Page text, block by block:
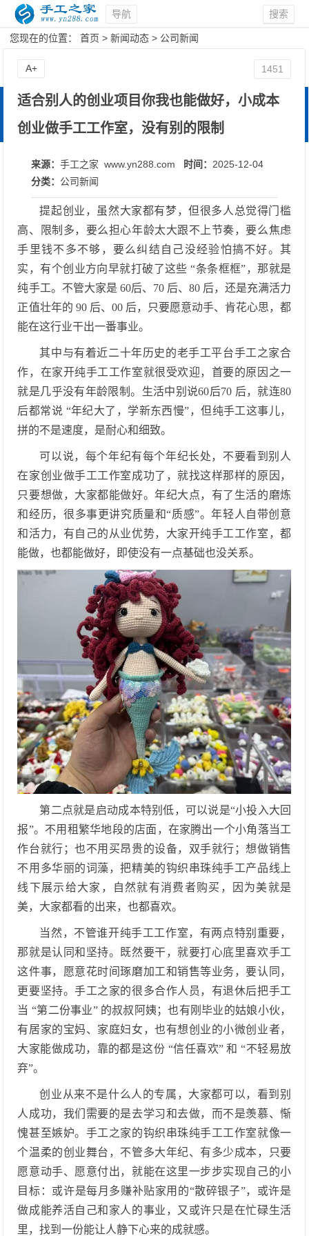
搜索
导航
您现在的位置：首页 >新闻动态 > 公司新闻
适合别人的创业项目你我也能做好，小成本
创业做手工工作室，没有别的限制
来源：手工之家 www.yn288.com 时间： 2025-12-04
分类： 公司新闻
提起创业，虽然大家都有梦，但很多人总觉得门槛
高、限制多，要么担心年龄太大跟不上节奏，要么焦虑
手里钱不多不够，要么纠结自己没经验怕搞不好。其
实，有个创业方向早就打破了这些 “条条框框”，那就是
纯手工。不管大家是 60后、70 后、80 后，还是充满活力
正值壮年的 90 后、00 后，只要愿意动手、肯花心思，都
能在这行业干出一番事业。
其中与有着近二十年历史的老手工平台手工之家合
作，在家开纯手工工作室就很受欢迎，首要的原因之一
就是几乎没有年龄限制。生活中别说60后70 后，就连80
后都常说 “年纪大了，学新东西慢”，但纯手工这事儿，
拼的不是速度，是耐心和细致。
可以说，每个年纪有每个年纪长处，不要看到别人
在家创业做手工工作室成功了，就找这样那样的原因，
只要想做，大家都能做好。年纪大点，有了生活的磨炼
和经历，很多事更讲究质量和“质感”。年轻人自带创意
和活力，有自己的从业优势，大家开纯手工工作室，都
能做，也都能做好，即使没有一点基础也没关系。
第二点就是启动成本特别低，可以说是“小投入大回
报”。不用租繁华地段的店面，在家腾出一个小角落当工
作台就行；也不用买昂贵的设备，双手就行；想做销售
不用多华丽的词藻，把精美的钩织串珠纯手工产品线上
线下展示给大家，自然就有消费者购买，因为美就是
美，大家都看的出来，也都喜欢。
当然，不管谁开纯手工工作室，有两点特别重要，
那就是认同和坚持。既然要干，就要打心底里喜欢手工
这件事，愿意花时间琢磨加工和销售等业务，要认同，
更要坚持。手工之家的很多合作人员，有退休后把手工
当 “第二份事业” 的叔叔阿姨；也有刚毕业的姑娘小伙，
有居家的宝妈、家庭妇女，也有想创业的小微创业者，
大家能做成功，靠的都是这份 “信任喜欢” 和 “不轻易放
弃”。
创业从来不是什么人的专属，大家都可以，看到别
人成功，我们需要的是去学习和去做，而不是羡慕、惭
愧甚至嫉妒。手工之家的钩织串珠纯手工工作室就像一
个温柔的创业舞台，不管多大年纪、有多少成本，只要
愿意动手、愿意付出，就能在这里一步步实现自己的小
目标：或许是每月多赚补贴家用的“散碎银子”，或许是
做成能养活自己和家人的事业，又或许只是在忙碌生活
里，找到一份能让人静下心来的成就感。
1451
A+